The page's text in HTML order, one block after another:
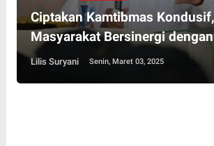
Ciptakan Kamtibmas
Masyarakat Bersinergi
Lilis Suryani Senin, Maret 03, 2025